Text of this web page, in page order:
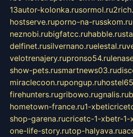
13autor-kolonka.rusormol.ru
hostserve.ruporno-na-russkom.ru
neznobi.rubigfatcc.ruhabble.ru
delfinet.rusilvernano.ruelestal.ru
velotrenajery.rupronso54.ru
show-pets.rusmartnews03.ru
miraclecoon.rupongup.ru
firehunters.rugribowo.rugnalis.ru
hometown-france.ru1-
shop-garena.rucricetc-1-xbetr-1-
one-life-story.rutop-halyava.ru